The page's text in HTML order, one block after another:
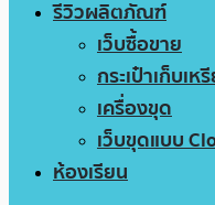
รีวิวผลิตภัณฑ์
เว็บซื้อขาย
กระเป๋าเก็บเ
เครื่องขุด
เว็บขุดแบบ
ห้องเรียน